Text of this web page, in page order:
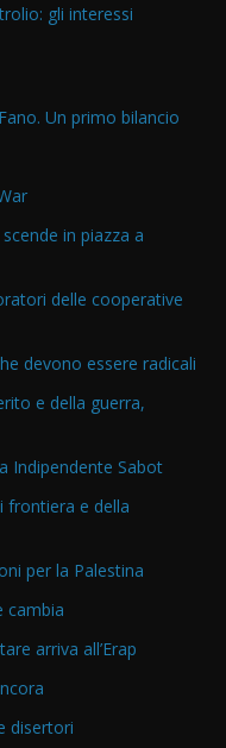
gli interessi
Un primo bilancio
in piazza a
delle cooperative
devono essere radicali
e della guerra,
Indipendente Sabot
frontiera e della
per la Palestina
cambia
arriva all’Erap
disertori